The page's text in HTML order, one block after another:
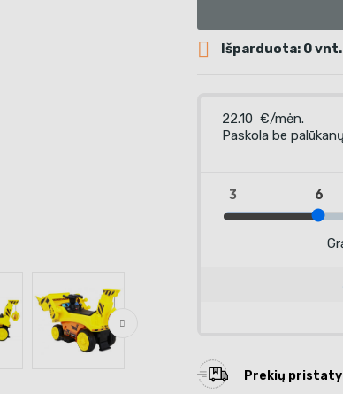
 Išparduota: 0 vnt.
Prekių